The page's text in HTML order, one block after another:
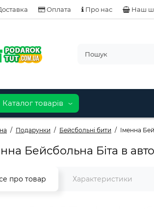
Оплата Про нас Наш
Каталог товарів
Подарунки Бейсбольні бити Іменна
Бейсбольна Біта в
про товар Характеристики